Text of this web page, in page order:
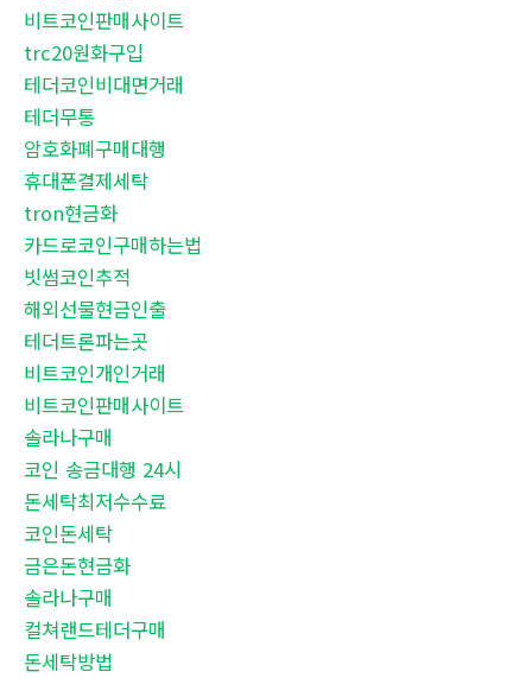
비트코인판매사이트
trc20원화구입
테더코인비대면거래
테더무통
암호화폐구매대행
휴대폰결제세탁
tron현금화
카드로코인구매하는법
빗썸코인추적
해외선물현금인출
테더트론파는곳
비트코인개인거래
비트코인판매사이트
솔라나구매
코인 송금대행 24시
돈세탁최저수수료
코인돈세탁
금은돈현금화
솔라나구매
컬쳐랜드테더구매
돈세탁방법